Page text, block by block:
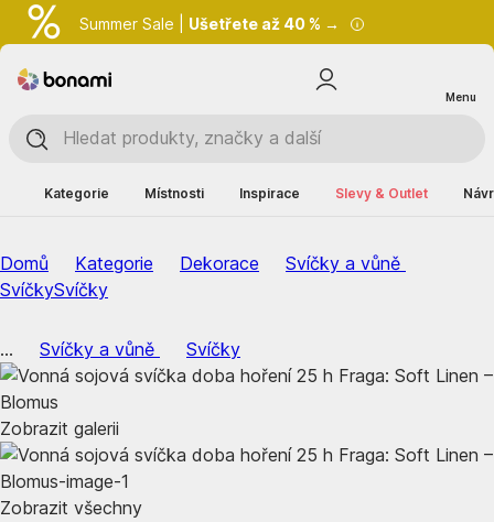
Summer Sale | Ušetřete až 40 % →
Menu
Kategorie Místnosti Inspirace Slevy & Outlet
Domů Kategorie Dekorace
Svíčky a vůně
SvíčkySvíčky
... Svíčky a vůně Svíčky
Zobrazit galerii
Zobrazit všechny